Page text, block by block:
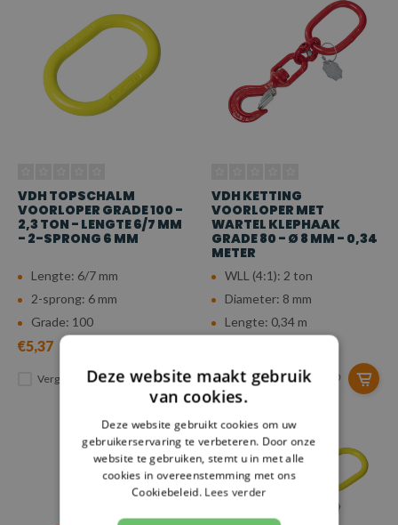
VDH TOPSCHALM
VOORLOPER GRADE 100 -
2,3 TON - LENGTE 6/7 MM
- 2-SPRONG 6 MM
Lengte: 6/7 mm
2-sprong: 6 mm
Grade: 100
€5,37
Vergelijk
VDH KETTING
VOORLOPER MET
WARTEL KLEPHAAK
GRADE 80 - Ø 8 MM - 0,34
METER
WLL (4:1): 2 ton
Diameter: 8 mm
Lengte: 0,34 m
Vergelijk
Deze website maakt gebruik
van cookies.
Deze website gebruikt cookies om uw
gebruikerservaring te verbeteren. Door onze
website te gebruiken, stemt u in met alle
cookies in overeenstemming met ons
Cookiebeleid. Lees verder